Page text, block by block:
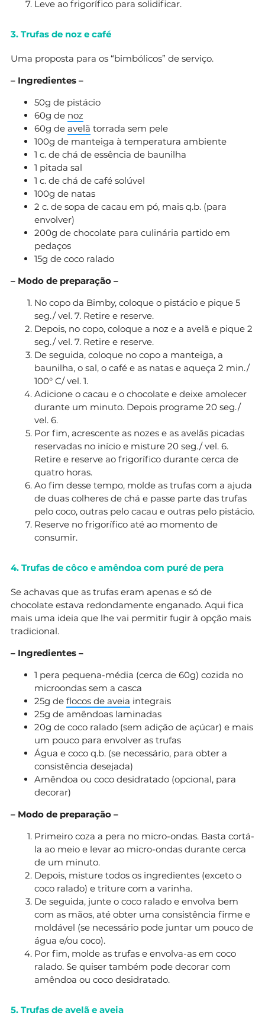
Leve ao frigorífico para solidificar.
3. Trufas de noz e café
Uma proposta para os “bimbólicos” de serviço.
– Ingredientes –
50g de pistácio
60g de noz
60g de avelã torrada sem pele
100g de manteiga à temperatura ambiente
1 c. de chá de essência de baunilha
1 pitada sal
1 c. de chá de café solúvel
100g de natas
2 c. de sopa de cacau em pó, mais q.b. (para
envolver)
200g de chocolate para culinária partido em
pedaços
15g de coco ralado
– Modo de preparação –
No copo da Bimby, coloque o pistácio e pique 5
seg./ vel. 7. Retire e reserve.
Depois, no copo, coloque a noz e a avelã e pique 2
seg./ vel. 7. Retire e reserve.
De seguida, coloque no copo a manteiga, a
baunilha, o sal, o café e as natas e aqueça 2 min./
100° C/ vel. 1.
Adicione o cacau e o chocolate e deixe amolecer
durante um minuto. Depois programe 20 seg./
vel. 6.
Por fim, acrescente as nozes e as avelãs picadas
reservadas no início e misture 20 seg./ vel. 6.
Retire e reserve ao frigorífico durante cerca de
quatro horas.
Ao fim desse tempo, molde as trufas com a ajuda
de duas colheres de chá e passe parte das trufas
pelo coco, outras pelo cacau e outras pelo pistácio.
Reserve no frigorífico até ao momento de
consumir.
4. Trufas de côco e amêndoa com puré de pera
Se achavas que as trufas eram apenas e só de
chocolate estava redondamente enganado. Aqui fica
mais uma ideia que lhe vai permitir fugir à opção mais
tradicional.
– Ingredientes –
1 pera pequena-média (cerca de 60g) cozida no
microondas sem a casca
25g de flocos de aveia integrais
25g de amêndoas laminadas
20g de coco ralado (sem adição de açúcar) e mais
um pouco para envolver as trufas
Água e coco q.b. (se necessário, para obter a
consistência desejada)
Amêndoa ou coco desidratado (opcional, para
decorar)
– Modo de preparação –
Primeiro coza a pera no micro-ondas. Basta cortá-
la ao meio e levar ao micro-ondas durante cerca
de um minuto.
Depois, misture todos os ingredientes (exceto o
coco ralado) e triture com a varinha.
De seguida, junte o coco ralado e envolva bem
com as mãos, até obter uma consistência firme e
moldável (se necessário pode juntar um pouco de
água e/ou coco).
Por fim, molde as trufas e envolva-as em coco
ralado. Se quiser também pode decorar com
amêndoa ou coco desidratado.
5. Trufas de avelã e aveia